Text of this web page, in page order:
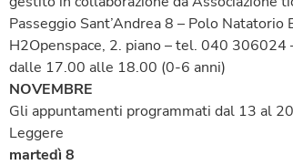
Passeggio Sant’Andrea 8 – Polo Natatorio
H2Openspace, 2. piano – tel. 040
dalle 17.00 alle 18.00 (0-6 anni)
NOVEMBRE
Gli appuntamenti programmati dal 13 al
Leggere
martedì 8